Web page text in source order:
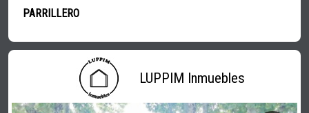
PARRILLERO
LUPPIM Inmuebles